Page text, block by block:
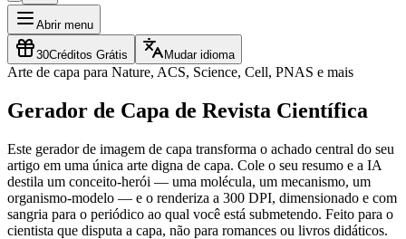
Abrir menu
30Créditos Grátis Mudar idioma
Arte de capa para Nature, ACS, Science, Cell, PNAS e mais
Gerador de Capa de Revista Científica
Este gerador de imagem de capa transforma o achado central do seu
artigo em uma única arte digna de capa. Cole o seu resumo e a IA
destila um conceito-herói — uma molécula, um mecanismo, um
organismo-modelo — e o renderiza a 300 DPI, dimensionado e com
sangria para o periódico ao qual você está submetendo. Feito para o
cientista que disputa a capa, não para romances ou livros didáticos.